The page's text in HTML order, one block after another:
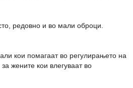
редовно и во мали оброци.
кои помагаат во регулирањето на
жените кои влегуваат во